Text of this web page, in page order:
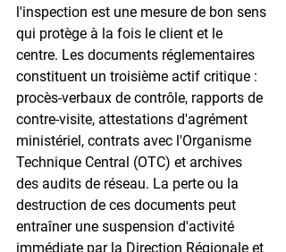
l'inspection est une mesure de bon sens
qui protège à la fois le client et le
centre. Les documents réglementaires
constituent un troisième actif critique :
procès-verbaux de contrôle, rapports de
contre-visite, attestations d'agrément
ministériel, contrats avec l'Organisme
Technique Central (OTC) et archives
des audits de réseau. La perte ou la
destruction de ces documents peut
entraîner une suspension d'activité
immédiate par la Direction Régionale et